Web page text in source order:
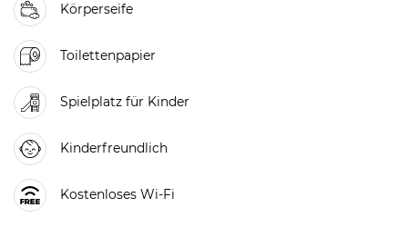
Körperseife
Toilettenpapier
Spielplatz für Kinder
Kinderfreundlich
Kostenloses Wi-Fi